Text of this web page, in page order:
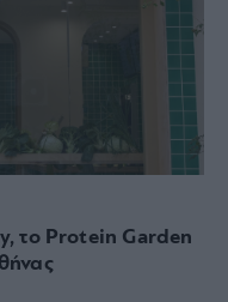
το Protein Garden